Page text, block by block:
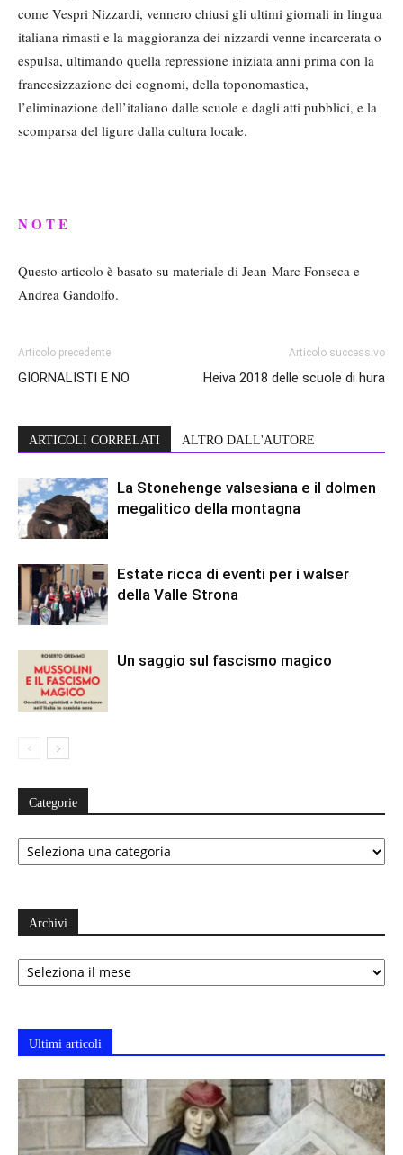
come Vespri Nizzardi, vennero chiusi gli ultimi giornali in lingua
italiana rimasti e la maggioranza dei nizzardi venne incarcerata o
espulsa, ultimando quella repressione iniziata anni prima con la
francesizzazione dei cognomi, della toponomastica,
l’eliminazione dell’italiano dalle scuole e dagli atti pubblici, e la
scomparsa del ligure dalla cultura locale.
N O T E
Questo articolo è basato su materiale di Jean-Marc Fonseca e
Andrea Gandolfo.
Articolo precedente
GIORNALISTI E NO
Articolo successivo
Heiva 2018 delle scuole di hura
ARTICOLI CORRELATI ALTRO DALL'AUTORE
La Stonehenge valsesiana e il dolmen
megalitico della montagna
Estate ricca di eventi per i walser
della Valle Strona
Un saggio sul fascismo magico
Categorie
Categorie
Archivi
Archivi
Ultimi articoli